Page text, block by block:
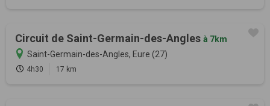
Circuit de Saint-Germain-des-Angles à 7km
Saint-Germain-des-Angles, Eure (27)
4h30 17 km